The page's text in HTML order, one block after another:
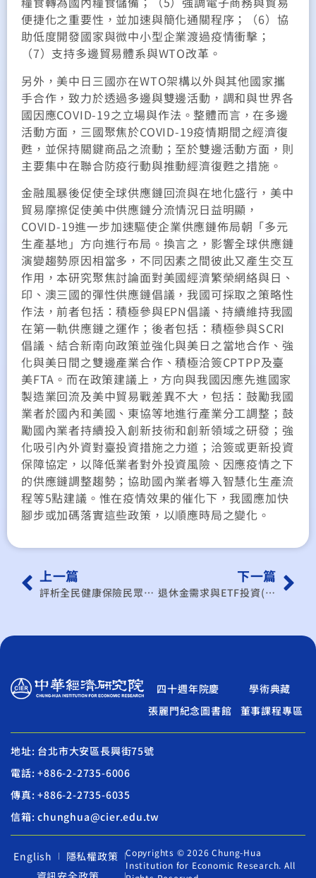
便捷化之重要性，並加速與簡化通關程序；（6）協
助低度開發國家與微中小型企業渡過疫情衝擊；
（7）支持多邊貿易體系與WTO改革。
另外，美中日三國亦在WTO架構以外與其他國家攜
手合作，致力於透過多邊與雙邊活動，調和與世界各
國因應COVID-19之立場與作法。整體而言，在多邊
活動方面，三國聚焦於COVID-19疫情期間之經濟復
甦，並保持關鍵商品之流動；至於雙邊活動方面，則
主要集中在聯合防疫行動與推動經濟復甦之措施。
金融風暴後促使全球供應鏈回流與在地化盛行，美中
貿易摩擦促使美中供應鏈分流情況日益明顯，
COVID-19進一步加速驅使企業供應鏈佈局朝「多元
生產基地」方向進行布局。換言之，影響全球供應鏈
演變趨勢原因相當多，不同因素之間彼此又產生交互
作用，本研究聚焦討論面對美國經濟繁榮網絡與日、
印、澳三國的彈性供應鏈倡議，我國可採取之策略性
作法，前者包括：積極參與EPN倡議、持續維持我國
在第一軌供應鏈之運作；後者包括：積極參與SCRI
倡議、結合新南向政策並強化與美日之當地合作、強
化與美日間之雙邊產業合作、積極洽簽CPTPP及臺
美FTA。而在政策建議上，方向與我國因應先進國家
製造業回流及美中貿易戰差異不大，包括：鼓勵我國
業者於國內和美國、東協等地進行產業分工調整；鼓
勵國內業者持續投入創新技術和創新領域之研發；強
化吸引內外資對臺投資措施之力道；洽簽或更新投資
保障協定，以降低業者對外投資風險、因應疫情之下
的供應鏈調整趨勢；協助國內業者導入智慧化生產流
程等5點建議。惟在疫情效果的催化下，我國應加快
腳步或加碼落實這些政策，以順應時局之變化。
上一篇
評析全民健康保險民眾滿意度及監理指標資料，提升健保運作效能案
下一篇
退休金需求與ETF投資(1/2)
四十週年院慶
學術典藏
張麗門紀念圖書館
董事課程專區
地址: 台北市大安區長興街75號
電話: +886-2-2735-6006
傳真: +886-2-2735-6035
信箱: chunghua@cier.edu.tw
English
隱私權政策
Copyrights © 2026 Chung-Hua
Institution for Economic Research. All